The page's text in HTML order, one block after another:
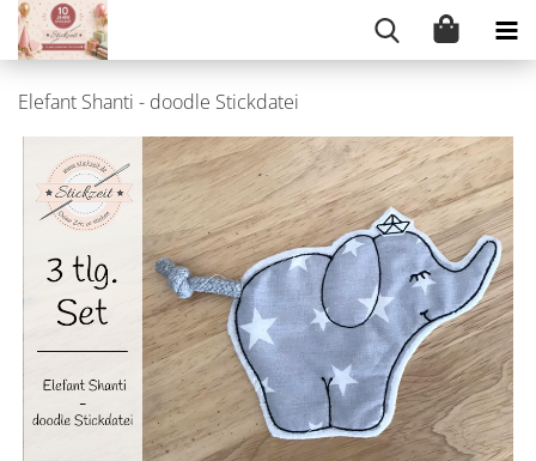
Elefant Shanti - doodle Stickdatei